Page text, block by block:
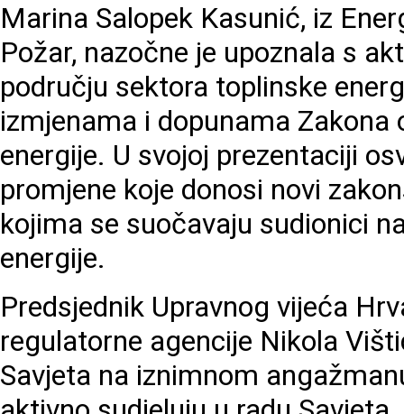
Marina Salopek Kasunić, iz
Požar, nazočne je upoznala s
području sektora toplinske
izmjenama i dopunama
energije. U svojoj prezentaciji
promjene koje donosi novi
kojima se suočavaju sudionici
energije.
Predsjednik Upravnog vijeća
regulatorne agencije Nikola
Savjeta na iznimnom